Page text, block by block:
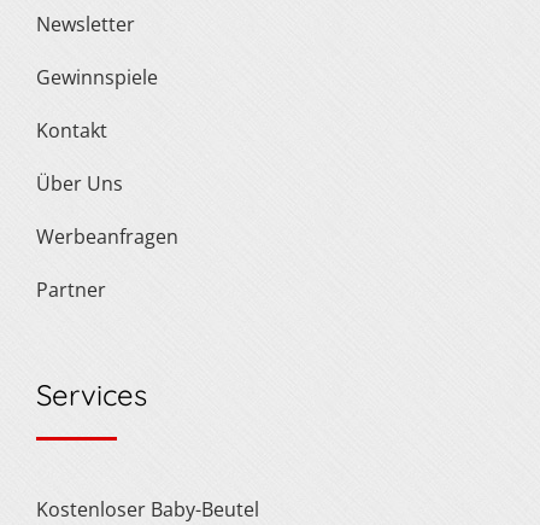
Newsletter
Gewinnspiele
Kontakt
Über Uns
Werbeanfragen
Partner
Services
Kostenloser Baby-Beutel